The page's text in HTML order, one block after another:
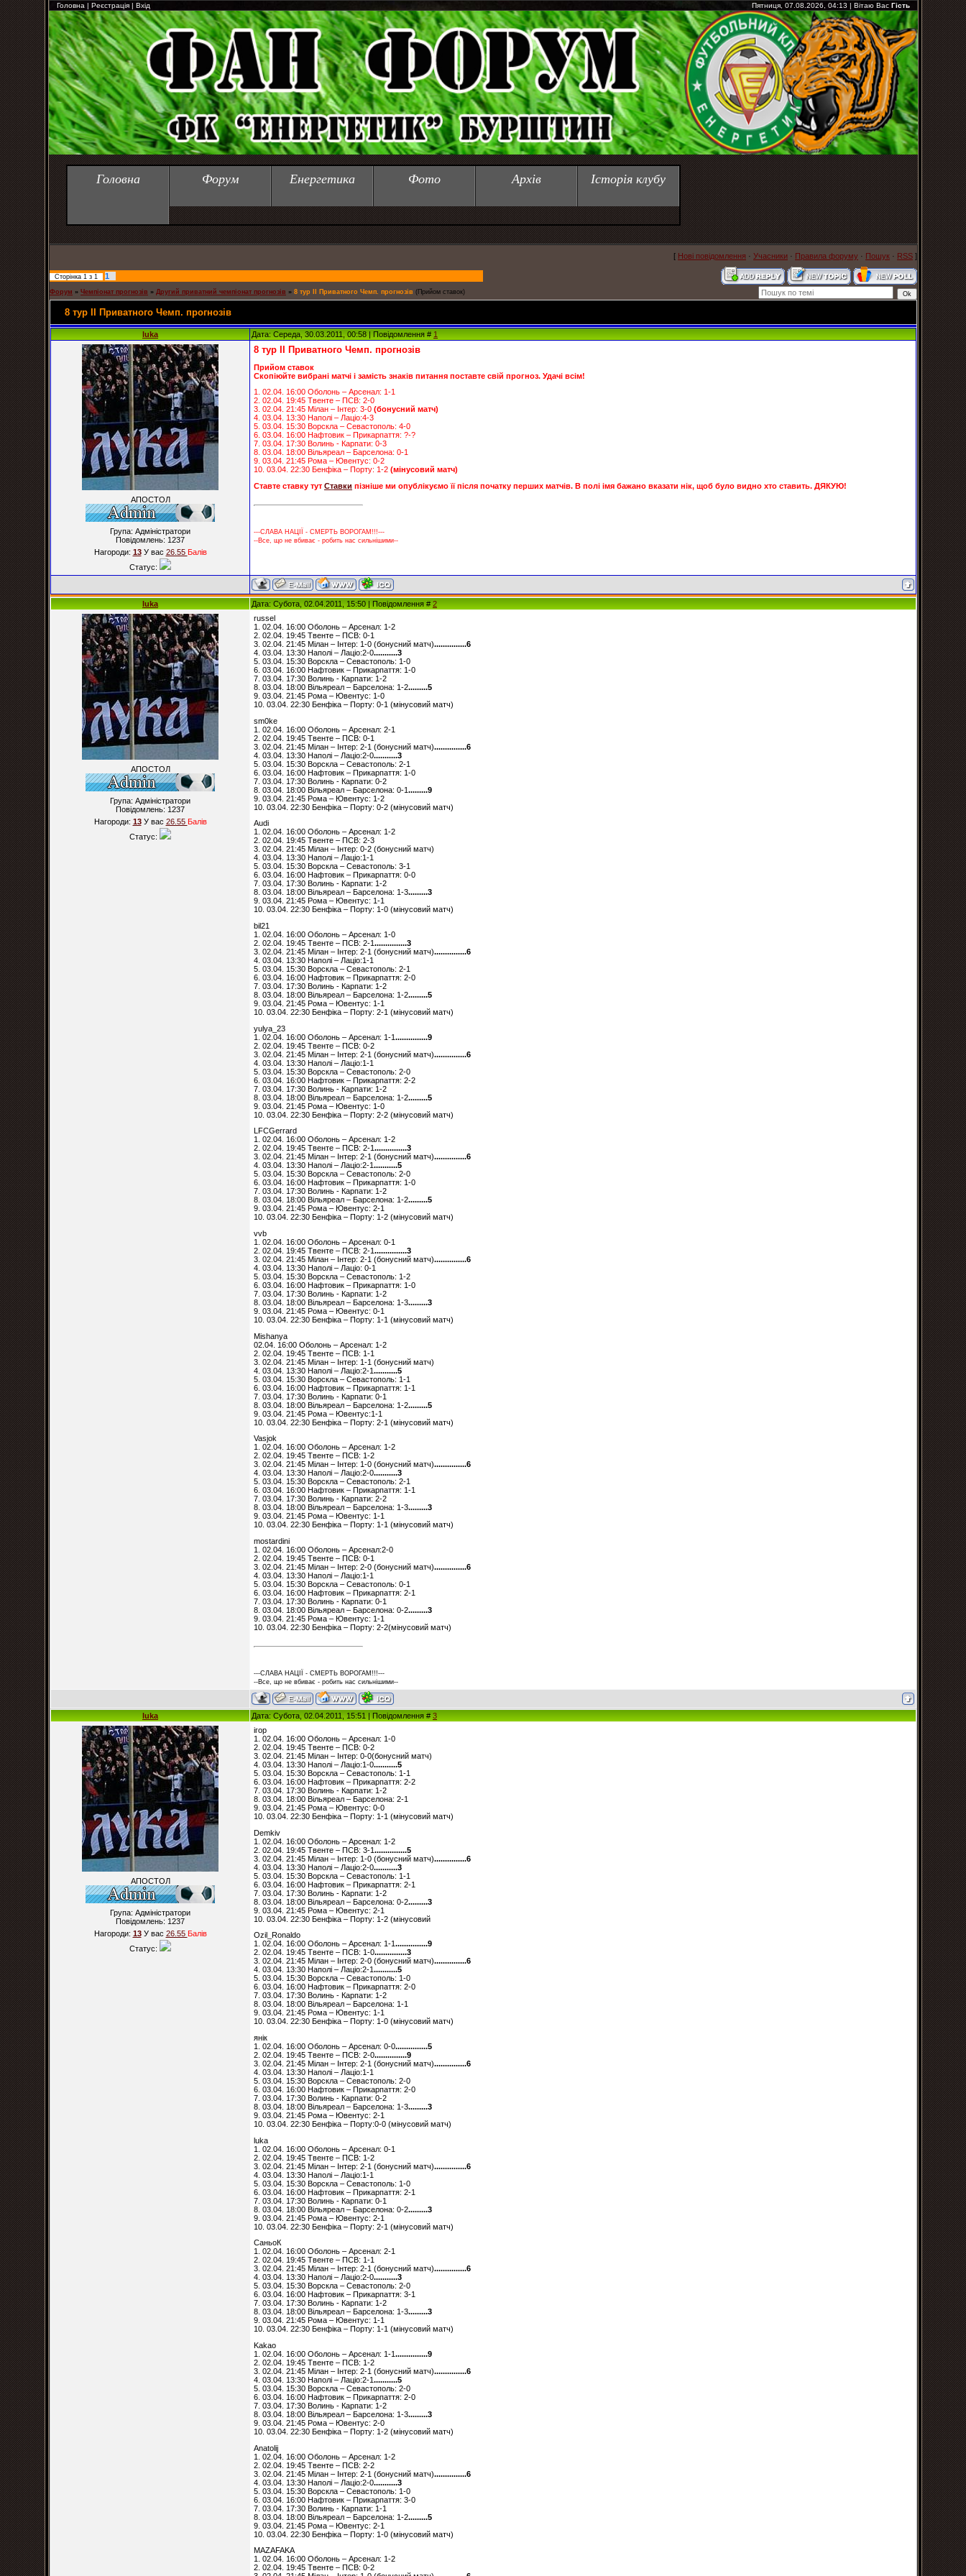
Головна | Реєстрація | Вхід Пятниця, 07.08.2026, 04:13 | Вітаю Вас Гість
Головна Форум Енергетика Фото Архів Історія клубу
[ Нові повідомлення · Учасники · Правила форуму · Пошук · RSS ]
Сторінка 1 з 1 1
Форум » Чемпіонат прогнозів » Другий приватний чемпіонат прогнозів » 8 тур ІІ Приватного Чемп. прогнозів (Прийом ставок)
8 тур ІІ Приватного Чемп. прогнозів
luka Дата: Середа, 30.03.2011, 00:58 | Повідомлення # 1
АПОСТОЛ
Група: Адміністратори
Повідомлень: 1237
Нагороди: 13У вас 26.55 Балiв
Статус:
8 тур ІІ Приватного Чемп. прогнозів
Прийом ставок
Скопіюйте вибрані матчі і замість знаків питання поставте свій прогноз. Удачі всім!
1. 02.04. 16:00 Оболонь – Арсенал: 1-1
2. 02.04. 19:45 Твенте – ПСВ: 2-0
3. 02.04. 21:45 Мілан – Інтер: 3-0 (бонусний матч)
4. 03.04. 13:30 Наполі – Лаціо:4-3
5. 03.04. 15:30 Ворскла – Севастополь: 4-0
6. 03.04. 16:00 Нафтовик – Прикарпаття: ?-?
7. 03.04. 17:30 Волинь - Карпати: 0-3
8. 03.04. 18:00 Вільяреал – Барселона: 0-1
9. 03.04. 21:45 Рома – Ювентус: 0-2
10. 03.04. 22:30 Бенфіка – Порту: 1-2 (мінусовий матч)
Ставте ставку тут Ставки пізніше ми опублікуємо її після початку перших матчів. В полі імя бажано вказати нік, щоб було видно хто ставить. ДЯКУЮ!
---СЛАВА НАЦІЇ - СМЕРТЬ ВОРОГАМ!!!---
--Все, що не вбиває - робить нас сильнішими--
luka Дата: Субота, 02.04.2011, 15:50 | Повідомлення #2
АПОСТОЛ
Група: Адміністратори
Повідомлень: 1237
Нагороди: 13У вас 26.55 Балiв
Статус:
russel
1. 02.04. 16:00 Оболонь – Арсенал: 1-2
2. 02.04. 19:45 Твенте – ПСВ: 0-1
3. 02.04. 21:45 Мілан – Інтер: 1-0 (бонусний матч)...............6
4. 03.04. 13:30 Наполі – Лаціо:2-0...........3
5. 03.04. 15:30 Ворскла – Севастополь: 1-0
6. 03.04. 16:00 Нафтовик – Прикарпаття: 1-0
7. 03.04. 17:30 Волинь - Карпати: 1-2
8. 03.04. 18:00 Вільяреал – Барселона: 1-2.........5
9. 03.04. 21:45 Рома – Ювентус: 1-0
10. 03.04. 22:30 Бенфіка – Порту: 0-1 (мінусовий матч)
sm0ke
1. 02.04. 16:00 Оболонь – Арсенал: 2-1
2. 02.04. 19:45 Твенте – ПСВ: 0-1
3. 02.04. 21:45 Мілан – Інтер: 2-1 (бонусний матч)...............6
4. 03.04. 13:30 Наполі – Лаціо:2-0...........3
5. 03.04. 15:30 Ворскла – Севастополь: 2-1
6. 03.04. 16:00 Нафтовик – Прикарпаття: 1-0
7. 03.04. 17:30 Волинь - Карпати: 0-2
8. 03.04. 18:00 Вільяреал – Барселона: 0-1.........9
9. 03.04. 21:45 Рома – Ювентус: 1-2
10. 03.04. 22:30 Бенфіка – Порту: 0-2 (мінусовий матч)
Audi
1. 02.04. 16:00 Оболонь – Арсенал: 1-2
2. 02.04. 19:45 Твенте – ПСВ: 2-3
3. 02.04. 21:45 Мілан – Інтер: 0-2 (бонусний матч)
4. 03.04. 13:30 Наполі – Лаціо:1-1
5. 03.04. 15:30 Ворскла – Севастополь: 3-1
6. 03.04. 16:00 Нафтовик – Прикарпаття: 0-0
7. 03.04. 17:30 Волинь - Карпати: 1-2
8. 03.04. 18:00 Вільяреал – Барселона: 1-3.........3
9. 03.04. 21:45 Рома – Ювентус: 1-1
10. 03.04. 22:30 Бенфіка – Порту: 1-0 (мінусовий матч)
bil21
1. 02.04. 16:00 Оболонь – Арсенал: 1-0
2. 02.04. 19:45 Твенте – ПСВ: 2-1...............3
3. 02.04. 21:45 Мілан – Інтер: 2-1 (бонусний матч)...............6
4. 03.04. 13:30 Наполі – Лаціо:1-1
5. 03.04. 15:30 Ворскла – Севастополь: 2-1
6. 03.04. 16:00 Нафтовик – Прикарпаття: 2-0
7. 03.04. 17:30 Волинь - Карпати: 1-2
8. 03.04. 18:00 Вільяреал – Барселона: 1-2.........5
9. 03.04. 21:45 Рома – Ювентус: 1-1
10. 03.04. 22:30 Бенфіка – Порту: 2-1 (мінусовий матч)
yulya_23
1. 02.04. 16:00 Оболонь – Арсенал: 1-1...............9
2. 02.04. 19:45 Твенте – ПСВ: 0-2
3. 02.04. 21:45 Мілан – Інтер: 2-1 (бонусний матч)...............6
4. 03.04. 13:30 Наполі – Лаціо:1-1
5. 03.04. 15:30 Ворскла – Севастополь: 2-0
6. 03.04. 16:00 Нафтовик – Прикарпаття: 2-2
7. 03.04. 17:30 Волинь - Карпати: 1-2
8. 03.04. 18:00 Вільяреал – Барселона: 1-2.........5
9. 03.04. 21:45 Рома – Ювентус: 1-0
10. 03.04. 22:30 Бенфіка – Порту: 2-2 (мінусовий матч)
LFCGerrard
1. 02.04. 16:00 Оболонь – Арсенал: 1-2
2. 02.04. 19:45 Твенте – ПСВ: 2-1 ...............3
3. 02.04. 21:45 Мілан – Інтер: 2-1 (бонусний матч)...............6
4. 03.04. 13:30 Наполі – Лаціо:2-1 ...........5
5. 03.04. 15:30 Ворскла – Севастополь: 2-0
6. 03.04. 16:00 Нафтовик – Прикарпаття: 1-0
7. 03.04. 17:30 Волинь - Карпати: 1-2
8. 03.04. 18:00 Вільяреал – Барселона: 1-2.........5
9. 03.04. 21:45 Рома – Ювентус: 2-1
10. 03.04. 22:30 Бенфіка – Порту: 1-2 (мінусовий матч)
vvb
1. 02.04. 16:00 Оболонь – Арсенал: 0-1
2. 02.04. 19:45 Твенте – ПСВ: 2-1...............3
3. 02.04. 21:45 Мілан – Інтер: 2-1 (бонусний матч)...............6
4. 03.04. 13:30 Наполі – Лаціо: 0-1
5. 03.04. 15:30 Ворскла – Севастополь: 1-2
6. 03.04. 16:00 Нафтовик – Прикарпаття: 1-0
7. 03.04. 17:30 Волинь - Карпати: 1-2
8. 03.04. 18:00 Вільяреал – Барселона: 1-3.........3
9. 03.04. 21:45 Рома – Ювентус: 0-1
10. 03.04. 22:30 Бенфіка – Порту: 1-1 (мінусовий матч)
Mishanya
02.04. 16:00 Оболонь – Арсенал: 1-2
2. 02.04. 19:45 Твенте – ПСВ: 1-1
3. 02.04. 21:45 Мілан – Інтер: 1-1 (бонусний матч)
4. 03.04. 13:30 Наполі – Лаціо:2-1...........5
5. 03.04. 15:30 Ворскла – Севастополь: 1-1
6. 03.04. 16:00 Нафтовик – Прикарпаття: 1-1
7. 03.04. 17:30 Волинь - Карпати: 0-1
8. 03.04. 18:00 Вільяреал – Барселона: 1-2.........5
9. 03.04. 21:45 Рома – Ювентус:1-1
10. 03.04. 22:30 Бенфіка – Порту: 2-1 (мінусовий матч)
Vasjok
1. 02.04. 16:00 Оболонь – Арсенал: 1-2
2. 02.04. 19:45 Твенте – ПСВ: 1-2
3. 02.04. 21:45 Мілан – Інтер: 1-0 (бонусний матч)...............6
4. 03.04. 13:30 Наполі – Лаціо:2-0...........3
5. 03.04. 15:30 Ворскла – Севастополь: 2-1
6. 03.04. 16:00 Нафтовик – Прикарпаття: 1-1
7. 03.04. 17:30 Волинь - Карпати: 2-2
8. 03.04. 18:00 Вільяреал – Барселона: 1-3.........3
9. 03.04. 21:45 Рома – Ювентус: 1-1
10. 03.04. 22:30 Бенфіка – Порту: 1-1 (мінусовий матч)
mostardini
1. 02.04. 16:00 Оболонь – Арсенал:2-0
2. 02.04. 19:45 Твенте – ПСВ: 0-1
3. 02.04. 21:45 Мілан – Інтер: 2-0 (бонусний матч)...............6
4. 03.04. 13:30 Наполі – Лаціо:1-1
5. 03.04. 15:30 Ворскла – Севастополь: 0-1
6. 03.04. 16:00 Нафтовик – Прикарпаття: 2-1
7. 03.04. 17:30 Волинь - Карпати: 0-1
8. 03.04. 18:00 Вільяреал – Барселона: 0-2.........3
9. 03.04. 21:45 Рома – Ювентус: 1-1
10. 03.04. 22:30 Бенфіка – Порту: 2-2(мінусовий матч)
---СЛАВА НАЦІЇ - СМЕРТЬ ВОРОГАМ!!!---
--Все, що не вбиває - робить нас сильнішими--
luka Дата: Субота, 02.04.2011, 15:51 | Повідомлення #3
АПОСТОЛ
Група: Адміністратори
Повідомлень: 1237
Нагороди: 13У вас 26.55 Балiв
Статус:
ігор
1. 02.04. 16:00 Оболонь – Арсенал: 1-0
2. 02.04. 19:45 Твенте – ПСВ: 0-2
3. 02.04. 21:45 Мілан – Інтер: 0-0(бонусний матч)
4. 03.04. 13:30 Наполі – Лаціо:1-0...........5
5. 03.04. 15:30 Ворскла – Севастополь: 1-1
6. 03.04. 16:00 Нафтовик – Прикарпаття: 2-2
7. 03.04. 17:30 Волинь - Карпати: 1-2
8. 03.04. 18:00 Вільяреал – Барселона: 2-1
9. 03.04. 21:45 Рома – Ювентус: 0-0
10. 03.04. 22:30 Бенфіка – Порту: 1-1 (мінусовий матч)
Demkiv
1. 02.04. 16:00 Оболонь – Арсенал: 1-2
2. 02.04. 19:45 Твенте – ПСВ: 3-1...............5
3. 02.04. 21:45 Мілан – Інтер: 1-0 (бонусний матч)...............6
4. 03.04. 13:30 Наполі – Лаціо:2-0...........3
5. 03.04. 15:30 Ворскла – Севастополь: 1-1
6. 03.04. 16:00 Нафтовик – Прикарпаття: 2-1
7. 03.04. 17:30 Волинь - Карпати: 1-2
8. 03.04. 18:00 Вільяреал – Барселона: 0-2.........3
9. 03.04. 21:45 Рома – Ювентус: 2-1
10. 03.04. 22:30 Бенфіка – Порту: 1-2 (мінусовий
Ozil_Ronaldo
1. 02.04. 16:00 Оболонь – Арсенал: 1-1 ...............9
2. 02.04. 19:45 Твенте – ПСВ: 1-0...............3
3. 02.04. 21:45 Мілан – Інтер: 2-0 (бонусний матч)...............6
4. 03.04. 13:30 Наполі – Лаціо:2-1 ...........5
5. 03.04. 15:30 Ворскла – Севастополь: 1-0
6. 03.04. 16:00 Нафтовик – Прикарпаття: 2-0
7. 03.04. 17:30 Волинь - Карпати: 1-2
8. 03.04. 18:00 Вільяреал – Барселона: 1-1
9. 03.04. 21:45 Рома – Ювентус: 1-1
10. 03.04. 22:30 Бенфіка – Порту: 1-0 (мінусовий матч)
янік
1. 02.04. 16:00 Оболонь – Арсенал: 0-0...............5
2. 02.04. 19:45 Твенте – ПСВ: 2-0...............9
3. 02.04. 21:45 Мілан – Інтер: 2-1 (бонусний матч)...............6
4. 03.04. 13:30 Наполі – Лаціо:1-1
5. 03.04. 15:30 Ворскла – Севастополь: 2-0
6. 03.04. 16:00 Нафтовик – Прикарпаття: 2-0
7. 03.04. 17:30 Волинь - Карпати: 0-2
8. 03.04. 18:00 Вільяреал – Барселона: 1-3.........3
9. 03.04. 21:45 Рома – Ювентус: 2-1
10. 03.04. 22:30 Бенфіка – Порту:0-0 (мінусовий матч)
luka
1. 02.04. 16:00 Оболонь – Арсенал: 0-1
2. 02.04. 19:45 Твенте – ПСВ: 1-2
3. 02.04. 21:45 Мілан – Інтер: 2-1 (бонусний матч)...............6
4. 03.04. 13:30 Наполі – Лаціо:1-1
5. 03.04. 15:30 Ворскла – Севастополь: 1-0
6. 03.04. 16:00 Нафтовик – Прикарпаття: 2-1
7. 03.04. 17:30 Волинь - Карпати: 0-1
8. 03.04. 18:00 Вільяреал – Барселона: 0-2.........3
9. 03.04. 21:45 Рома – Ювентус: 2-1
10. 03.04. 22:30 Бенфіка – Порту: 2-1 (мінусовий матч)
СаньоК
1. 02.04. 16:00 Оболонь – Арсенал: 2-1
2. 02.04. 19:45 Твенте – ПСВ: 1-1
3. 02.04. 21:45 Мілан – Інтер: 2-1 (бонусний матч)...............6
4. 03.04. 13:30 Наполі – Лаціо:2-0...........3
5. 03.04. 15:30 Ворскла – Севастополь: 2-0
6. 03.04. 16:00 Нафтовик – Прикарпаття: 3-1
7. 03.04. 17:30 Волинь - Карпати: 1-2
8. 03.04. 18:00 Вільяреал – Барселона: 1-3.........3
9. 03.04. 21:45 Рома – Ювентус: 1-1
10. 03.04. 22:30 Бенфіка – Порту: 1-1 (мінусовий матч)
Kakao
1. 02.04. 16:00 Оболонь – Арсенал: 1-1...............9
2. 02.04. 19:45 Твенте – ПСВ: 1-2
3. 02.04. 21:45 Мілан – Інтер: 2-1 (бонусний матч)...............6
4. 03.04. 13:30 Наполі – Лаціо:2-1...........5
5. 03.04. 15:30 Ворскла – Севастополь: 2-0
6. 03.04. 16:00 Нафтовик – Прикарпаття: 2-0
7. 03.04. 17:30 Волинь - Карпати: 1-2
8. 03.04. 18:00 Вільяреал – Барселона: 1-3.........3
9. 03.04. 21:45 Рома – Ювентус: 2-0
10. 03.04. 22:30 Бенфіка – Порту: 1-2 (мінусовий матч)
Anatolij
1. 02.04. 16:00 Оболонь – Арсенал: 1-2
2. 02.04. 19:45 Твенте – ПСВ: 2-2
3. 02.04. 21:45 Мілан – Інтер: 2-1 (бонусний матч)...............6
4. 03.04. 13:30 Наполі – Лаціо:2-0...........3
5. 03.04. 15:30 Ворскла – Севастополь: 1-0
6. 03.04. 16:00 Нафтовик – Прикарпаття: 3-0
7. 03.04. 17:30 Волинь - Карпати: 1-1
8. 03.04. 18:00 Вільяреал – Барселона: 1-2.........5
9. 03.04. 21:45 Рома – Ювентус: 2-1
10. 03.04. 22:30 Бенфіка – Порту: 1-0 (мінусовий матч)
MAZAFAKA
1. 02.04. 16:00 Оболонь – Арсенал: 1-2
2. 02.04. 19:45 Твенте – ПСВ: 0-2